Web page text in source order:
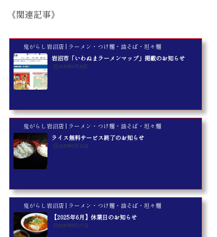
《関連記事》
鬼がらし岩沼店 | ラーメン・つけ麺・油そば・坦々麺
岩沼市「いわぬまラーメンマップ」掲載のお知らせ
🕒️2025年6月30日
鬼がらし岩沼店 | ラーメン・つけ麺・油そば・坦々麺
ライス無料サービス終了のお知らせ
🕒️2025年6月29日
鬼がらし岩沼店 | ラーメン・つけ麺・油そば・坦々麺
【2025年6月】休業日のお知らせ
🕒️2025年5月27日